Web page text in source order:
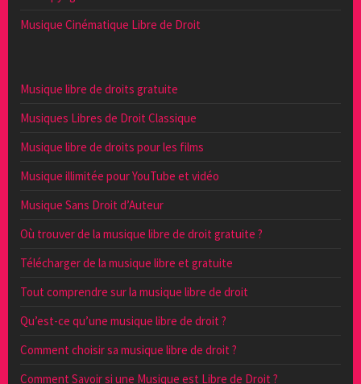
Musique Cinématique Libre de Droit
Musique libre de droits gratuite
Musiques Libres de Droit Classique
Musique libre de droits pour les films
Musique illimitée pour YouTube et vidéo
Musique Sans Droit d’Auteur
Où trouver de la musique libre de droit gratuite ?
Télécharger de la musique libre et gratuite
Tout comprendre sur la musique libre de droit
Qu’est-ce qu’une musique libre de droit ?
Comment choisir sa musique libre de droit ?
Comment Savoir si une Musique est Libre de Droit ?